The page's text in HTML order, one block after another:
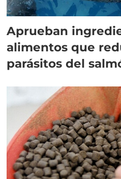
Aprueban
alimentos que
parásitos del